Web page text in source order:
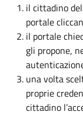
il cittadino
portale
il portale
gli propone,
una volta
proprie
cittadino